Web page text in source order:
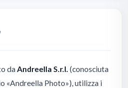
daAndreella S.r.l. (conosciuta
«Andreella Photo»), utilizza i